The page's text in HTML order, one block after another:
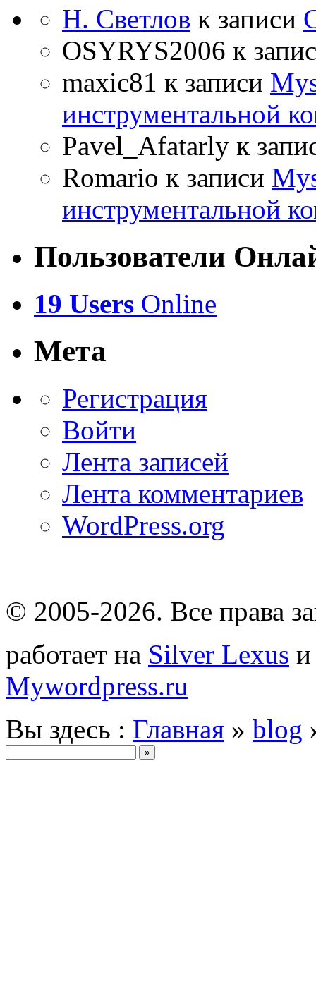
Н. Светлов к записи
OSYRYS2006 к
maxic81 к записи
инструментальной
Pavel_Afatarly к
Romario к записи
инструментальной
Пользователи
19 Users Online
Мета
Регистрация
Войти
Лента записей
Лента комментариев
WordPress.org
© 2005-2026. Все права
работает на Silver Lexus
Mywordpress.ru
Вы здесь : Главная » blog